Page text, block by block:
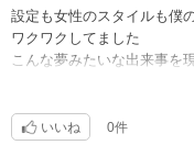
設定も女性のスタイルも僕
ワクワクしてました
こんな夢みたいな出来事を
いいね 0件